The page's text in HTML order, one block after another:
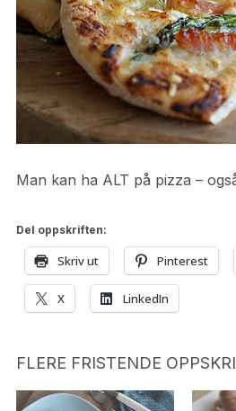
Man kan ha ALT på pizza –
Del oppskriften:
Skriv ut Pinterest
X LinkedIn
FLERE FRISTENDE